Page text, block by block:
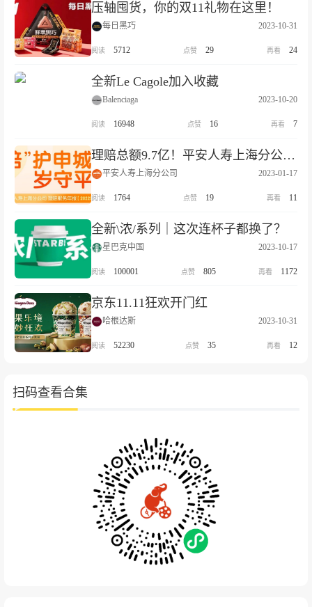
压轴囤货，你的双11礼物在这里！
每日黑巧 2023-10-31
5712 29 24
全新Le Cagole加入收藏
Balenciaga 2023-10-20
16948 16 7
理赔总额9.7亿！平安人寿上海分公司2022理赔年报重磅发布！
平安人寿上海分公司 2023-01-17
1764 19 11
全新\浓/系列｜这次连杯子都换了？
星巴克中国 2023-10-17
100001 805 1172
京东11.11狂欢开门红
哈根达斯 2023-10-31
52230 35 12
扫码查看合集